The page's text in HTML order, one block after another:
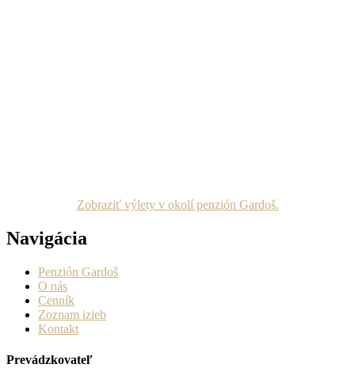
Zobraziť výlety v okolí penzión Gardoš.
Navigácia
Penzión Gardoš
O nás
Cenník
Zoznam izieb
Kontakt
Prevádzkovateľ